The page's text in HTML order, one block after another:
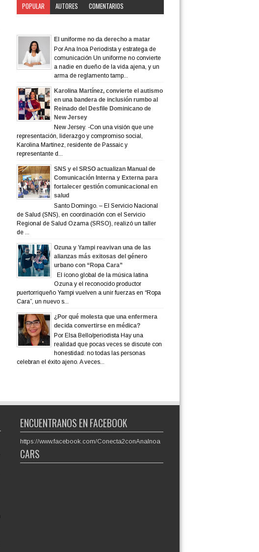
POPULAR AUTORES
COMENTARIOS
El uniforme no da derecho a matar
Por Ana Inoa Periodista y estratega de
comunicación Un uniforme no convierte
a nadie en dueño de la vida ajena, y un
arma de reglamento tamp...
Karolina Martínez, convierte el autismo
en una bandera de inclusión rumbo al
Reinado del Desfile Dominicano de
New Jersey
New Jersey. -Con una visión que une
representación, liderazgo y compromiso social,
Karolina Martínez, residente de Passaic y
representante d...
SNS y el SRSO actualizan Manual de
Comunicación Interna y Externa para
fortalecer gestión comunicacional en
salud
Santo Domingo. – El Servicio Nacional
de Salud (SNS), en coordinación con el Servicio
Regional de Salud Ozama (SRSO), realizó un taller
de ...
Ozuna y Yampi reavivan una de las
alianzas más exitosas del género
urbano con “Ropa Cara”
El ícono global de la música latina
Ozuna y el reconocido productor
puertorriqueño Yampi vuelven a unir fuerzas en “Ropa
Cara”, un nuevo s...
¿Por qué molesta que una enfermera
decida convertirse en médica?
Por Elsa Bello/periodista Hay una
realidad que pocas veces se discute con
honestidad: no todas las personas
celebran el éxito ajeno. A veces...
ENCUENTRANOS EN FACEBOOK
https://www.facebook.com/Conecta2conAnaInoa
CARS